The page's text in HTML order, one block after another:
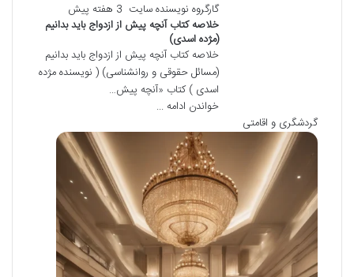
گارگروه نویسنده سایت 3 هفته پیش
خلاصه کتاب آنچه پیش از ازدواج باید بدانیم
(مژده اسدی)
خلاصه کتاب آنچه پیش از ازدواج باید بدانیم
(مسائل حقوقی و روانشناسی) ( نویسنده مژده
اسدی ) کتاب «آنچه پیش…
خواندن ادامه ...
گردشگری و اقامتی